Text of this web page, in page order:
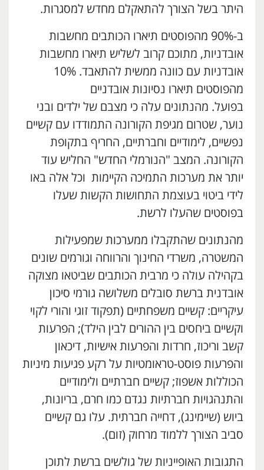
היתר בשל הצורך להתאקלם מחדש למסגרות.
ב-90% מהפוסטים תיארו הכותבים מחשבות
אובדניות, מתוכם קרוב לשליש תיארו מחשבות
אובדניות עם כוונה ממשית להתאבד. 10%
מהפוסטים תיארו נסיונות אובדניים
בפועל. מהנתונים עלה כי מצבם של ילדים ובני
נוער, שטרום מגיפת הקורונה התמודדו עם קשיים
נפשיים, לימודיים וחברתיים, החריף בתקופת
הקורונה. המצב "הנורמלי החדש" החליש עוד
יותר את מערכות התמיכה הקיימות וכל אלה באו
לידי ביטוי בעוצמת התחושות הקשות שעלו
בפוסטים שהעלו לרשת.
מהנתונים שהתקבלו ממערכות שמפעילות
המשטרה, משרדי החינוך והרווחה וגורמים שונים
בקהילה עולה כי מרבית הכותבים שביטאו מצוקה
אובדנית ברשת סובלים משלושה גורמי סיכון
עיקריים: קשיים משפחתיים (תפקוד זוגי והורי לקוי
וקשיים ביחסים בין ההורים לבין הילד); הפרעות
קשב וריכוז, חרדות והפרעות אישיות, דיכאון
והפרעות פוסט-טראומטיות על רקע פגיעות מיניות
הכוללות אשפוז; קשיים חברתיים ולימודיים
והתנהגויות חברתיות נגדם כמו חרם, בריונות,
ביוש (שיימינג), דחייה חברתית. עלו גם קשיים
סביב הצורך ללמוד מרחוק (זום).
התגובות האופייניות של גולשים ברשת לתוכן